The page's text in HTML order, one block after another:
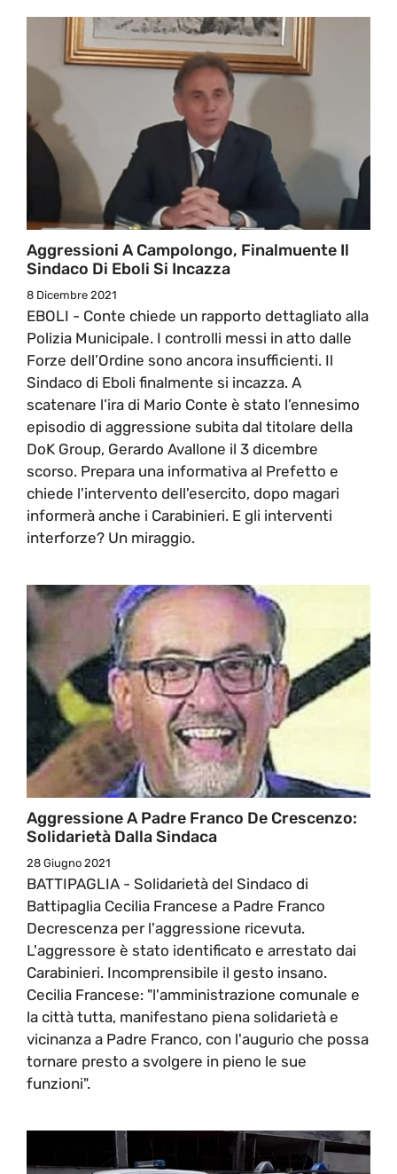
Aggressioni A Campolongo, Finalmuente Il
Sindaco Di Eboli Si Incazza
8 Dicembre 2021
EBOLI - Conte chiede un rapporto dettagliato alla
Polizia Municipale. I controlli messi in atto dalle
Forze dell’Ordine sono ancora insufficienti. Il
Sindaco di Eboli finalmente si incazza. A
scatenare l’ira di Mario Conte è stato l’ennesimo
episodio di aggressione subita dal titolare della
DoK Group, Gerardo Avallone il 3 dicembre
scorso. Prepara una informativa al Prefetto e
chiede l'intervento dell'esercito, dopo magari
informerà anche i Carabinieri. E gli interventi
interforze? Un miraggio.
Aggressione A Padre Franco De Crescenzo:
Solidarietà Dalla Sindaca
28 Giugno 2021
BATTIPAGLIA - Solidarietà del Sindaco di
Battipaglia Cecilia Francese a Padre Franco
Decrescenza per l'aggressione ricevuta.
L'aggressore è stato identificato e arrestato dai
Carabinieri. Incomprensibile il gesto insano.
Cecilia Francese: "l'amministrazione comunale e
la città tutta, manifestano piena solidarietà e
vicinanza a Padre Franco, con l'augurio che possa
tornare presto a svolgere in pieno le sue
funzioni".